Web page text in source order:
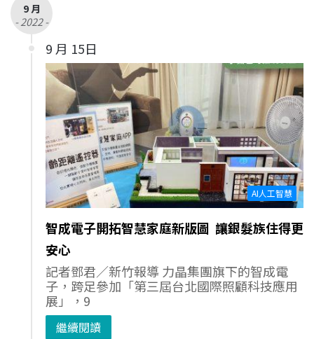
9 月
- 2022 -
9 月 15日
AI人工智慧
智成電子開拓智慧家庭新版圖 讓銀髮族住得更
安心
記者鄧君／新竹報導 力晶集團旗下的智成電
子，跨足參加「第三屆台北國際照顧科技應用
展」，9
繼續閱讀